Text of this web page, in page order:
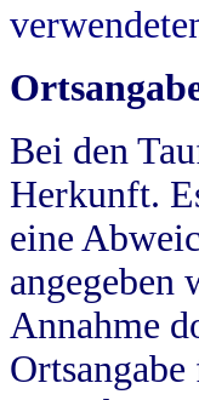
Bei den
Herkunft.
eine
angegeben
Annahme